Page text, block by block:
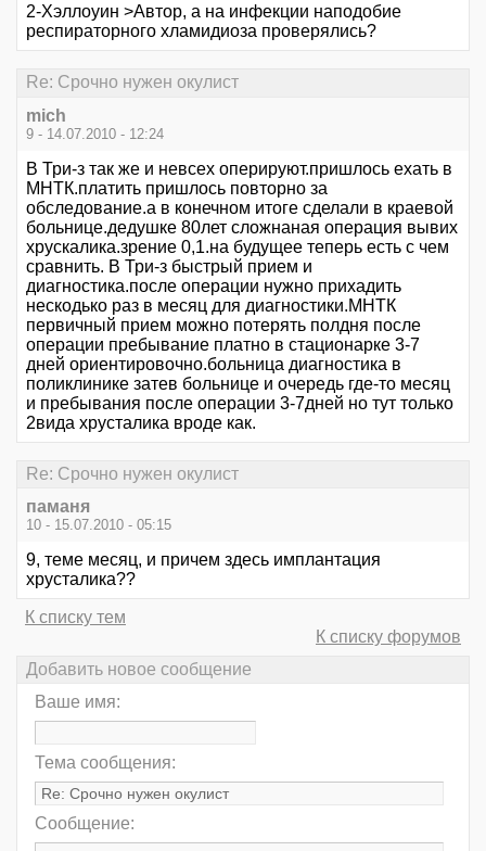
2-Хэллоуин >Автор, а на инфекции наподобие
респираторного хламидиоза проверялись?
Re: Срочно нужен окулист
mich
9 - 14.07.2010 - 12:24
В Три-з так же и невсех оперируют.пришлось ехать в
МНТК.платить пришлось повторно за
обследование.а в конечном итоге сделали в краевой
больнице.дедушке 80лет сложнаная операция вывих
хрускалика.зрение 0,1.на будущее теперь есть с чем
сравнить. В Три-з быстрый прием и
диагностика.после операции нужно прихадить
нескодько раз в месяц для диагностики.МНТК
первичный прием можно потерять полдня после
операции пребывание платно в стационарке 3-7
дней ориентировочно.больница диагностика в
поликлинике затев больнице и очередь где-то месяц
и пребывания после операции 3-7дней но тут только
2вида хрусталика вроде как.
Re: Срочно нужен окулист
паманя
10 - 15.07.2010 - 05:15
9, теме месяц, и причем здесь имплантация
хрусталика??
К списку тем
К списку форумов
Добавить новое сообщение
Ваше имя:
Тема сообщения:
Сообщение: